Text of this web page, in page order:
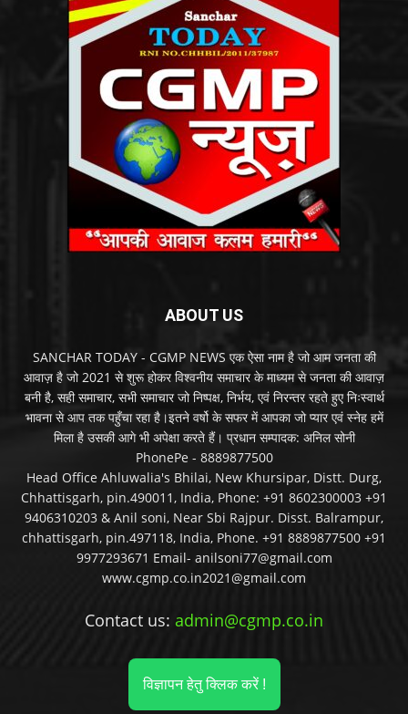
ABOUT US
SANCHAR TODAY - CGMP NEWS एक ऐसा नाम है जो आम जनता की
आवाज़ है जो 2021 से शुरू होकर विश्वनीय समाचार के माध्यम से जनता की आवाज़
बनी है, सही समाचार, सभी समाचार जो निष्पक्ष, निर्भय, एवं निरन्तर रहते हुए निःस्वार्थ
भावना से आप तक पहुँचा रहा है।इतने वर्षो के सफर में आपका जो प्यार एवं स्नेह हमें
मिला है उसकी आगे भी अपेक्षा करते हैं। प्रधान सम्पादक: अनिल सोनी
PhonePe - 8889877500
Head Office Ahluwalia's Bhilai, New Khursipar, Distt. Durg,
Chhattisgarh, pin.490011, India, Phone: +91 8602300003 +91
9406310203 & Anil soni, Near Sbi Rajpur. Disst. Balrampur,
chhattisgarh, pin.497118, India, Phone. +91 8889877500 +91
9977293671 Email- anilsoni77@gmail.com
www.cgmp.co.in2021@gmail.com
Contact us: admin@cgmp.co.in
विज्ञापन हेतु क्लिक करें !